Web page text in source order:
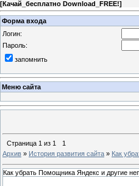
[Качай_бесплатно Download_FREE!]
Форма входа
Логин:
Пароль:
запомнить
Меню сайта
Страница 1 из 1
1
Архив » История развития сайта » Как
Как убрать Помощника Яндекс и другие